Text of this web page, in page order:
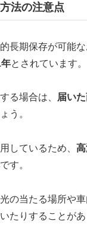
法の注意点
長期保存が可能な
とされています。
る場合は、 届い
う。
しているため、
です。
の当たる場所や
たりすることが